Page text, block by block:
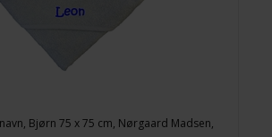
Bjørn 75 x 75 cm, Nørgaard Madsen,